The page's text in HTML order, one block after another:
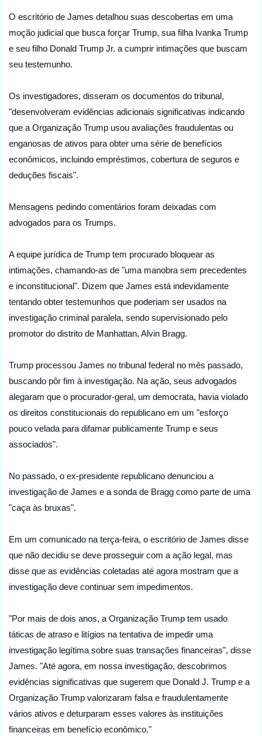
O escritório de James detalhou suas descobertas em uma
moção judicial que busca forçar Trump, sua filha Ivanka Trump
e seu filho Donald Trump Jr. a cumprir intimações que buscam
seu testemunho.
Os investigadores, disseram os documentos do tribunal,
"desenvolveram evidências adicionais significativas indicando
que a Organização Trump usou avaliações fraudulentas ou
enganosas de ativos para obter uma série de benefícios
econômicos, incluindo empréstimos, cobertura de seguros e
deduções fiscais".
Mensagens pedindo comentários foram deixadas com
advogados para os Trumps.
A equipe jurídica de Trump tem procurado bloquear as
intimações, chamando-as de "uma manobra sem precedentes
e inconstitucional". Dizem que James está indevidamente
tentando obter testemunhos que poderiam ser usados na
investigação criminal paralela, sendo supervisionado pelo
promotor do distrito de Manhattan, Alvin Bragg.
Trump processou James no tribunal federal no mês passado,
buscando pôr fim à investigação. Na ação, seus advogados
alegaram que o procurador-geral, um democrata, havia violado
os direitos constitucionais do republicano em um "esforço
pouco velada para difamar publicamente Trump e seus
associados".
No passado, o ex-presidente republicano denunciou a
investigação de James e a sonda de Bragg como parte de uma
"caça às bruxas".
Em um comunicado na terça-feira, o escritório de James disse
que não decidiu se deve prosseguir com a ação legal, mas
disse que as evidências coletadas até agora mostram que a
investigação deve continuar sem impedimentos.
"Por mais de dois anos, a Organização Trump tem usado
táticas de atraso e litígios na tentativa de impedir uma
investigação legítima sobre suas transações financeiras", disse
James. "Até agora, em nossa investigação, descobrimos
evidências significativas que sugerem que Donald J. Trump e a
Organização Trump valorizaram falsa e fraudulentamente
vários ativos e deturparam esses valores às instituições
financeiras em benefício econômico."